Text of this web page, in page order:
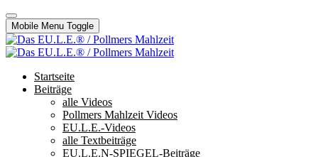
Mobile Menu Toggle
Startseite
Beiträge
alle Videos
Pollmers Mahlzeit Videos
EU.L.E.-Videos
alle Textbeiträge
EU.L.E.N-SPIEGEL-Beiträge